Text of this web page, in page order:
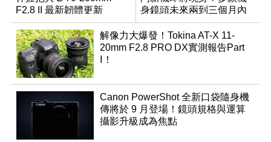
F2.8 II 最新韌體更新
身鏡頭未來兩到三個月內
有望登場
解像力大爆發！Tokina AT-X 11-
20mm F2.8 PRO DX實測報告Part
Ⅰ！
Canon PowerShot 全新口袋隨身機
傳將於 9 月登場！鏡頭規格與運算
攝影升級成為焦點